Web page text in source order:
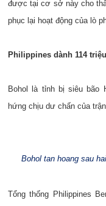
được tại cơ sở này cho
phục lại hoạt động của lò
Philippines dành 114
Bohol là tỉnh bị siêu bão
hứng chịu dư chấn của
Bohol tan hoang sau
Tổng thống Philippines